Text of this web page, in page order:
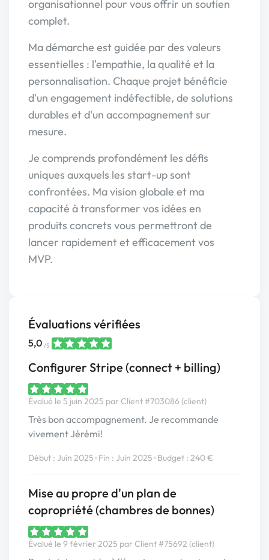
organisationnel pour vous offrir un soutien
complet.
Ma démarche est guidée par des valeurs
essentielles : l'empathie, la qualité et la
personnalisation. Chaque projet bénéficie
d'un engagement indéfectible, de solutions
durables et d'un accompagnement sur
mesure.
Je comprends profondément les défis
uniques auxquels les start-up sont
confrontées. Ma vision globale et ma
capacité à transformer vos idées en
produits concrets vous permettront de
lancer rapidement et efficacement vos
MVP.
Évaluations vérifiées
5,0 /5
Configurer Stripe (connect + billing)
Évalué le 5 juin 2025 par Client #703086 (client)
Très bon accompagnement. Je recommande
vivement Jérémi!
Début : Juin 2025•Fin : Juin 2025•Budget : 240 €
Mise au propre d'un plan de
copropriété (chambres de bonnes)
Évalué le 9 février 2025 par Client #75692 (client)